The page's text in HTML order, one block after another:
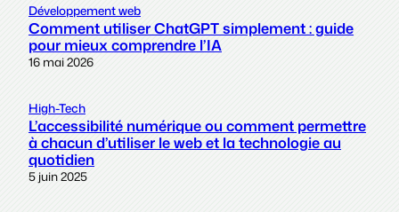
Développement web
Comment utiliser ChatGPT simplement : guide
pour mieux comprendre l’IA
16 mai 2026
High-Tech
L’accessibilité numérique ou comment permettre
à chacun d’utiliser le web et la technologie au
quotidien
5 juin 2025